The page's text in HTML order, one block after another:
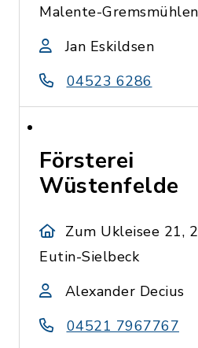
Malente-Gremsmühlen
Jan Eskildsen
04523 6286
Försterei
Wüstenfelde
Zum Ukleisee 21,
Eutin-Sielbeck
Alexander Decius
04521 7967767